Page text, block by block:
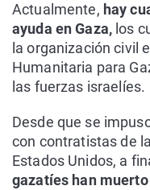
Actualmente, hay
ayuda en Gaza,los
la organización civil
Humanitaria para
las fuerzas israelíes.
Desde que se
con contratistas de
Estados Unidos, a
gazatíes han